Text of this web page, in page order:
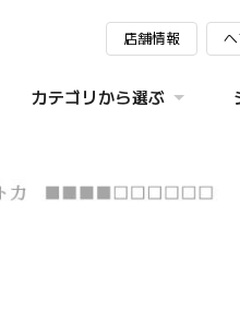
店舗情報
カテゴリから選ぶ